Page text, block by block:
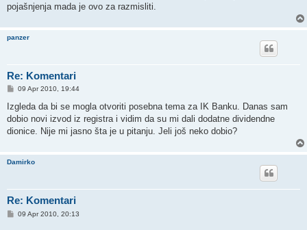
pojašnjenja mada je ovo za razmisliti.
panzer
Re: Komentari
P
s
t
09 Apr 2010, 19:44
Izgleda da bi se mogla otvoriti posebna tema za IK Banku. Danas sam
dobio novi izvod iz registra i vidim da su mi dali dodatne dividendne
dionice. Nije mi jasno šta je u pitanju. Jeli još neko dobio?
Damirko
Re: Komentari
P09 Apr 2010, 20:13